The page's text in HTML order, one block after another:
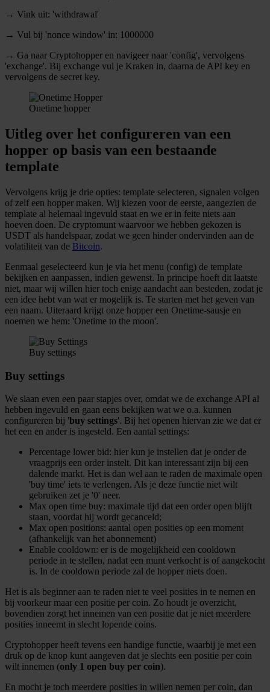
→ Vink uit: 'withdrawal'
→ Vul bij 'nonce window' in: 1000000
→ Ga naar Cryptohopper en navigeer naar 'config', vervolgens
'exchange'. Bij exchange vul je Kraken in, daarna de API key en
vervolgens de secret key.
Onetime hopper
Uitleg over het configureren van een
hopper op basis van een bestaande
template
Vervolgens krijg je drie opties: template selecteren, signalen volgen
of zelf een hopper maken. Wij kiezen voor de eerste, aangezien de
template al helemaal ingevuld staat en we er in feite niets aan
hoeven doen. De cryptomunt waarvoor we hebben gekozen is
USDT als handelspaar, zodat we geen hinder ondervinden aan de
volatiliteit van de Bitcoin.
Eenmaal geselecteerd kun je via het menu (config) de template
bekijken en aanpassen, indien gewenst. In principe hoeft dit laatste
niet, maar wij willen hier toch enige aandacht aan besteden, zodat je
een idee hebt van wat er mogelijk is. Te starten met het geven van
een naam. Uiteraard krijgt onze hopper een Onetime-sausje en
noemen we hem: 'Onetime to the moon'.
Buy settings
Buy settings
We slaan even een paar stapjes over, omdat we de exchange API al
hebben ingevuld en gaan eens bekijken wat we o.a. kunnen
configureren bij 'buy settings'. Bij het openen hiervan zie we dat er
het een en ander is ingesteld. Een aantal settings:
Percentage lower bid: hier kun je instellen dat je onder de
vraagprijs een order instelt. Dit kan interessant zijn bij een
dalende markt. Het is dan wel aan te raden de maximale open
'buy time' iets te verlengen. Als je deze functie niet wilt
gebruiken zet je '0' neer.
Max open time buy: maximale tijd dat een order open blijft
staan, voordat hij wordt gecanceld;
Max open positions: aantal open posities op een moment
(afhankelijk van het abonnement)
Enable cooldown: er is de mogelijkheid een cooldown
periode in te stellen, nadat een munt verkocht is of aangekocht
is. In de cooldown periode zal de hopper niets doen.
Het is als beginner aan te raden niet te veel posities in te nemen en
bij voorkeur maar een positie per coin. Zo houdt je overzicht,
bovendien zorgt het innemen van een positie dat je niet meerdere
posities inneemt in slecht lopende coins.
Cryptohopper heeft tevens een handige functie, waarbij je met een
druk op de knop kunt aangeven dat je slechts een positie per coin
wilt innemen (only 1 open buy per coin).
En mocht je toch meerdere posities in willen nemen per coin, dan